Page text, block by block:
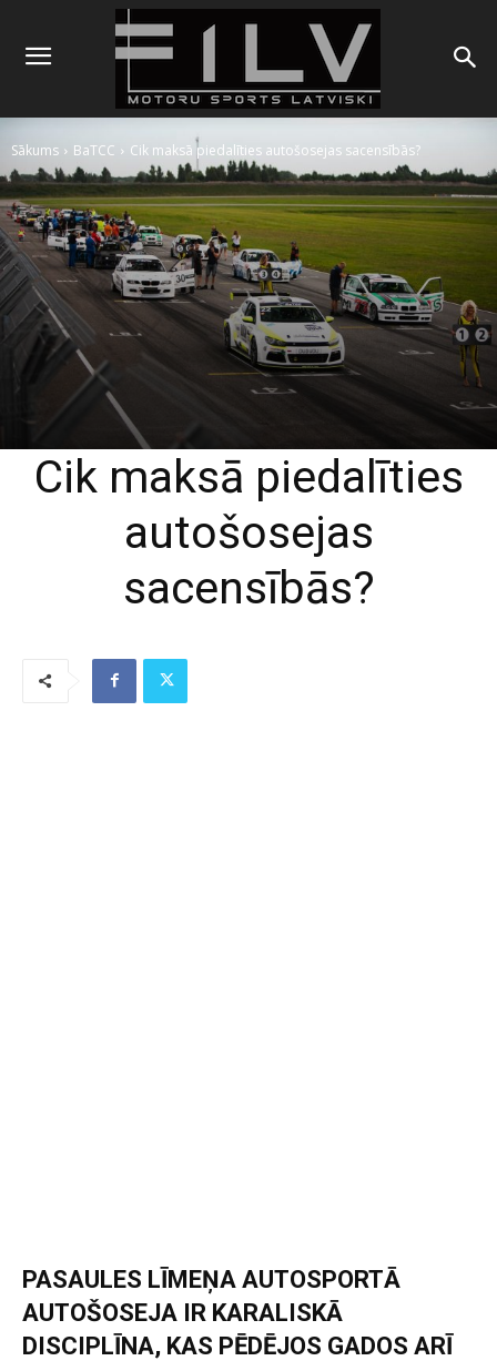
Sākums BaTCC Cik maksā piedalīties autošosejas sacensībās?
Cik maksā piedalīties
autošosejas
sacensībās?
PASAULES LĪMEŅA AUTOSPORTĀ
AUTOŠOSEJA IR KARALISKĀ
DISCIPLĪNA, KAS PĒDĒJOS GADOS ARĪ